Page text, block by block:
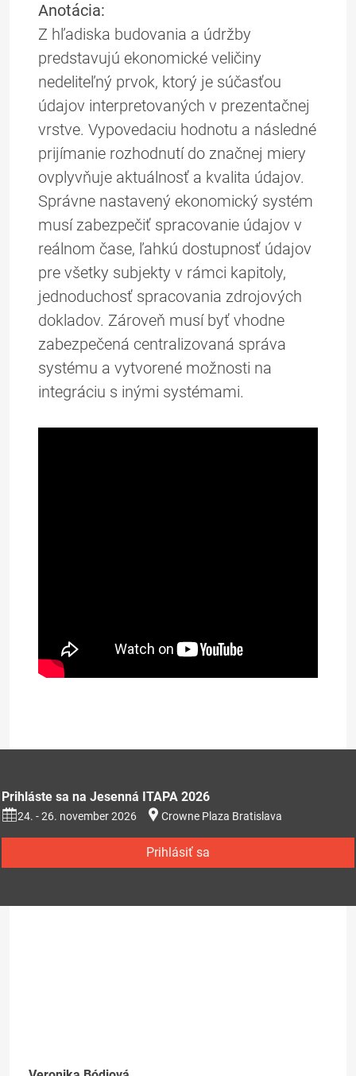
Anotácia:
Z hľadiska budovania a údržby
predstavujú ekonomické veličiny
nedeliteľný prvok, ktorý je súčasťou
údajov interpretovaných v prezentačnej
vrstve. Vypovedaciu hodnotu a následné
prijímanie rozhodnutí do značnej miery
ovplyvňuje aktuálnosť a kvalita údajov.
Správne nastavený ekonomický systém
musí zabezpečiť spracovanie údajov v
reálnom čase, ľahkú dostupnosť údajov
pre všetky subjekty v rámci kapitoly,
jednoduchosť spracovania zdrojových
dokladov. Zároveň musí byť vhodne
zabezpečená centralizovaná správa
systému a vytvorené možnosti na
integráciu s inými systémami.
Prezentácia na stiahnutie (353kB)
Prihláste sa na Jesenná ITAPA 2026
24. - 26. november 2026 Crowne Plaza Bratislava
Prihlásiť sa